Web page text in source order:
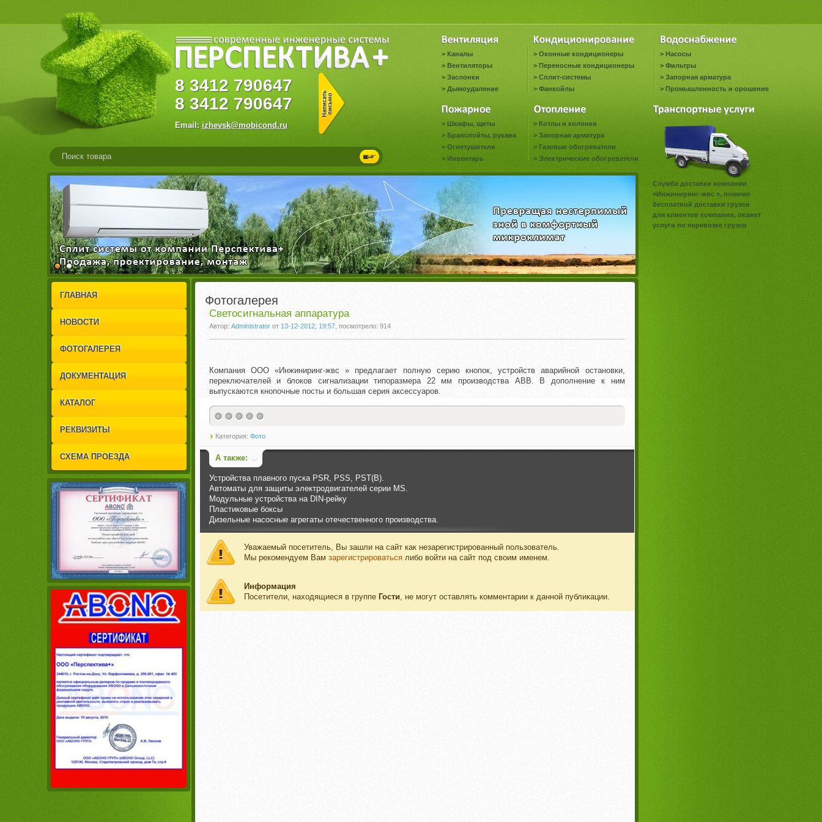
8 3412 790647
8 3412 790647
Email: izhevsk@mobicond.ru
> Каналы
> Вентиляторы
> Заслонки
> Дымоудаление
> Оконные кондиционеры
> Переносные кондиционеры
> Сплит-системы
> Фанкойлы
> Насосы
> Фильтры
> Запорная арматура
> Промышленность и орошение
> Шкафы, щиты
> Бранспойты, рукава
> Огнетушители
> Инвентарь
> Котлы и колонки
> Запорная арматура
> Газовые обогреватели
> Электрические обогреватели
1
2
ГЛАВНАЯ
НОВОСТИ
ФОТОГАЛЕРЕЯ
ДОКУМЕНТАЦИЯ
КАТАЛОГ
РЕКВИЗИТЫ
СХЕМА ПРОЕЗДА
Фотогалерея
Светосигнальная аппаратура
Автор: Administratorот 13-12-2012, 19:57, посмотрело: 914
Компания ООО «Инжиниринг-жвс » предлагает полную серию кнопок, устройств аварийной остановки,
переключателей и блоков сигнализации типоразмера 22 мм производства АВВ. В дополнение к ним
выпускаются кнопочные посты и большая серия аксессуаров.
Категория: Фото
А также:
Устройства плавного пуска PSR, PSS, PST(B).
Автоматы для защиты электродвигателей серии MS.
Модульные устройства на DIN-рейку
Пластиковые боксы
Дизельные насосные агрегаты отечественного производства.
Уважаемый посетитель, Вы зашли на сайт как незарегистрированный пользователь.
Мы рекомендуем Вам зарегистрироватьсялибо войти на сайт под своим именем.
Информация
Посетители, находящиеся в группе Гости , не могут оставлять комментарии к данной публикации.
Служба доставки компании
«Инжиниринг-жвс », помимо
бесплатной доставки грузов
для клиентов компании, окажет
услуги по перевозке грузов